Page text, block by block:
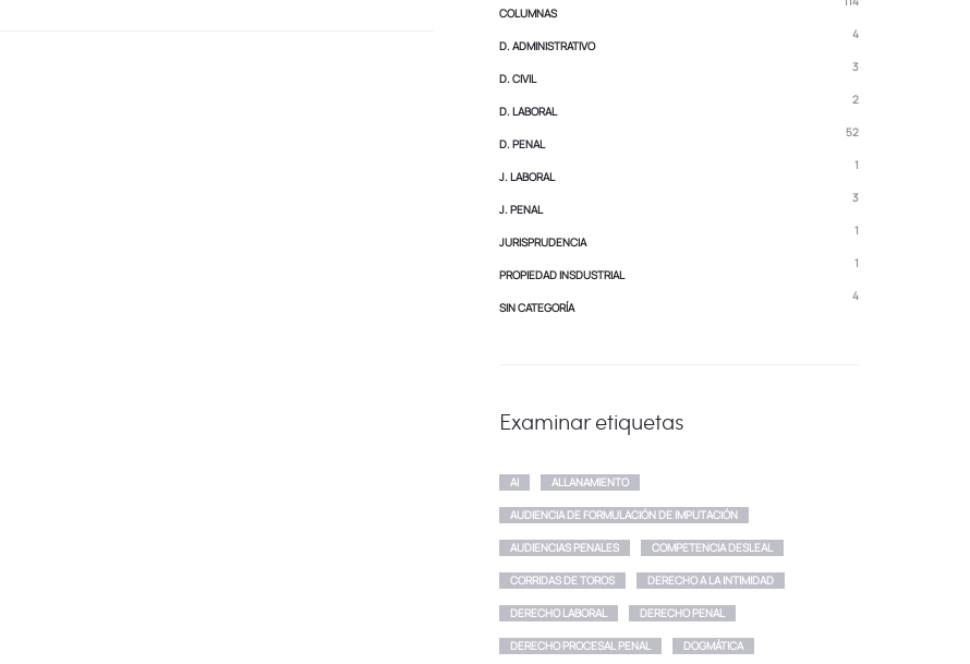
COLUMNAS
D. ADMINISTRATIVO
4
D. CIVIL
3
D. LABORAL
2
D. PENAL
52
J. LABORAL
1
J. PENAL
3
JURISPRUDENCIA
1
PROPIEDAD INSDUSTRIAL
1
SIN CATEGORÍA
4
Examinar etiquetas
AI ALLANAMIENTO
AUDIENCIA DE FORMULACIÓN DE IMPUTACIÓN
AUDIENCIAS PENALES COMPETENCIA DESLEAL
CORRIDAS DE TOROS DERECHO A LA INTIMIDAD
DERECHO LABORAL DERECHO PENAL
DERECHO PROCESAL PENAL DOGMÁTICA